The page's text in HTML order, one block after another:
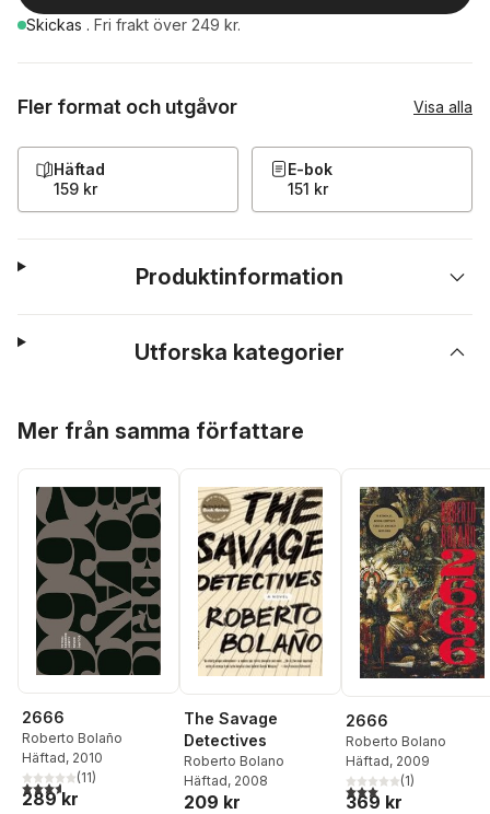
Skickas . Fri frakt över 249 kr.
Fler format och utgåvor Visa alla
Häftad
159 kr
E-bok
151 kr
Produktinformation
Utforska kategorier
Mer från samma författare
2666
Roberto Bolaño
Häftad, 2010
3,6utav 5 stjärnor. Totalt antal röster:
(11)
289 kr
The Savage
Detectives
Roberto Bolano
Häftad, 2008
209 kr
2666
Roberto Bolano
Häftad, 2009
3,0utav 5 stjärnor.
(1)
369 kr